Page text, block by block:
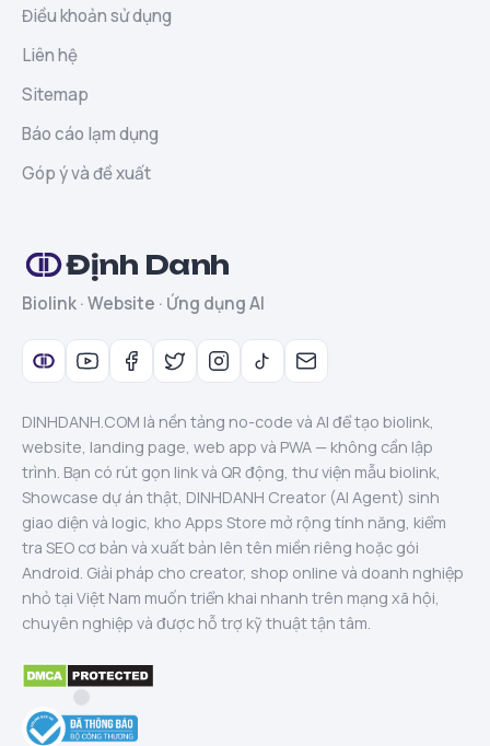
Điều khoản sử dụng
Liên hệ
Sitemap
Báo cáo lạm dụng
Góp ý và đề xuất
Định Danh
Biolink · Website · Ứng dụng AI
DINHDANH.COM là nền tảng no-code và AI để tạo biolink,
website, landing page, web app và PWA — không cần lập
trình. Bạn có rút gọn link và QR động, thư viện mẫu biolink,
Showcase dự án thật, DINHDANH Creator (AI Agent) sinh
giao diện và logic, kho Apps Store mở rộng tính năng, kiểm
tra SEO cơ bản và xuất bản lên tên miền riêng hoặc gói
Android. Giải pháp cho creator, shop online và doanh nghiệp
nhỏ tại Việt Nam muốn triển khai nhanh trên mạng xã hội,
chuyên nghiệp và được hỗ trợ kỹ thuật tận tâm.